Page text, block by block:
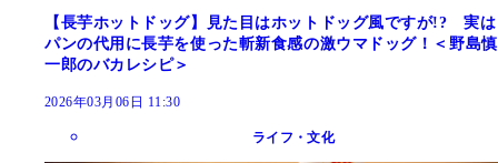
【長芋ホットドッグ】見た目はホットドッグ風ですが!? 実は
パンの代用に長芋を使った斬新食感の激ウマドッグ！＜野島慎
一郎のバカレシピ＞
2026年03月06日 11:30
ライフ・文化